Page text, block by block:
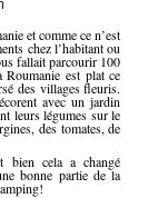
et comme ce n’est
chez l’habitant ou
fallait parcourir 100
est plat ce
des villages fleuris.
avec un jardin
leurs légumes sur le
des tomates, de
bien cela a changé
bonne partie de la